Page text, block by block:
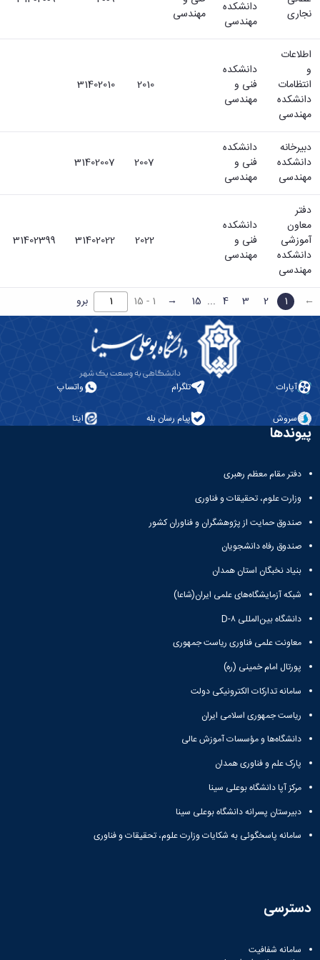
نجاری
دانشکده
مهندسی
مهندسی
اطلاعات
و
انتظامات
دانشکده
مهندسی
دانشکده
فنی و
مهندسی
2010
31402010
دبیرخانه
دانشکده
مهندسی
دانشکده
فنی و
مهندسی
2007
31402007
دفتر
معاون
آموزشی
دانشکده
مهندسی
دانشکده
فنی و
مهندسی
2022
31402022
31402399
...
آپارات تلگرام واتساپ
سروش پیام رسان بله ایتا
پیوندها
دفتر مقام معظم رهبری
وزارت علوم، تحقیقات و فناوری
صندوق حمایت از پژوهشگران و فناوران کشور
صندوق رفاه دانشجویان
بنیاد نخبگان استان همدان
شبکه آزمایشگاه‌های علمی ایران(شاعا)
دانشگاه بین‌المللی D-۸
معاونت علمی فناوری ریاست جمهوری
پورتال امام خمینی (ره)
سامانه تدارکات الکترونیکی دولت
ریاست جمهوری اسلامی ایران
دانشگاه‌ها و مؤسسات آموزش عالی
پارک علم و فناوری همدان
مرکز آپا دانشگاه بوعلی سینا
دبیرستان پسرانه دانشگاه بوعلی سینا
سامانه پاسخگوئی به شکایات وزارت علوم، تحقیقات و فناوری
دسترسی
سامانه شفافیت